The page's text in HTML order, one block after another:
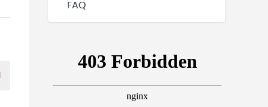
FAQ